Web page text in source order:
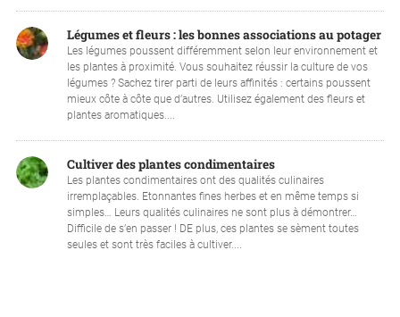
Légumes et fleurs : les bonnes associations au potager
Les légumes poussent différemment selon leur environnement et
les plantes à proximité. Vous souhaitez réussir la culture de vos
légumes ? Sachez tirer parti de leurs affinités : certains poussent
mieux côte à côte que d’autres. Utilisez également des fleurs et
plantes aromatiques....
Cultiver des plantes condimentaires
Les plantes condimentaires ont des qualités culinaires
irremplaçables. Etonnantes fines herbes et en même temps si
simples… Leurs qualités culinaires ne sont plus à démontrer…
Difficile de s’en passer ! DE plus, ces plantes se sèment toutes
seules et sont très faciles à cultiver....